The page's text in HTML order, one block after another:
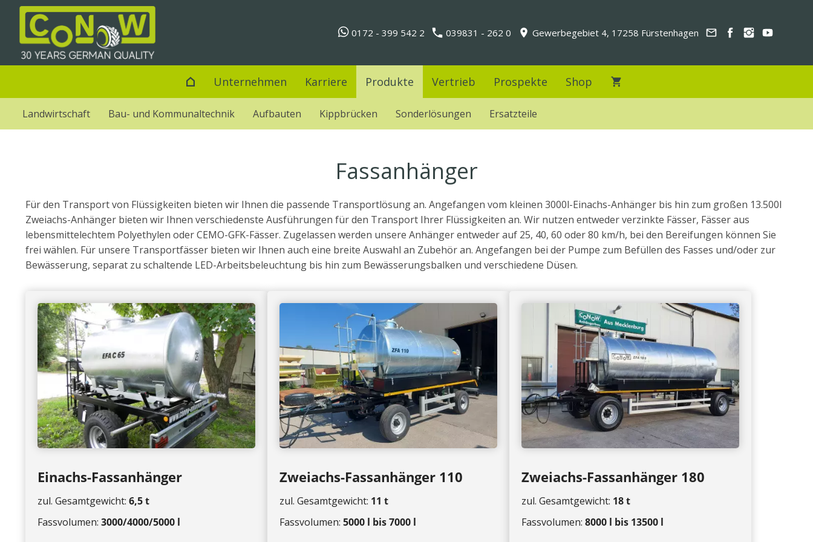
0172 - 399 542 2 039831 - 262 0 Gewerbegebiet 4, 17258 Fürstenhagen
Unternehmen Karriere Produkte Vertrieb Prospekte Shop
Landwirtschaft Bau- und Kommunaltechnik Aufbauten Kippbrücken Sonderlösungen Ersatzteile
Fassanhänger
Für den Transport von Flüssigkeiten bieten wir Ihnen die passende Transportlösung an. Angefangen vom kleinen 3000l-Einachs-Anhänger bis hin zum großen 13.500l
Zweiachs-Anhänger bieten wir Ihnen verschiedenste Ausführungen für den Transport Ihrer Flüssigkeiten an. Wir nutzen entweder verzinkte Fässer, Fässer aus
lebensmittelechtem Polyethylen oder CEMO-GFK-Fässer. Zugelassen werden unsere Anhänger entweder auf 25, 40, 60 oder 80 km/h, bei den Bereifungen können Sie
frei wählen. Für unsere Transportfässer bieten wir Ihnen auch eine breite Auswahl an Zubehör an. Angefangen bei der Pumpe zum Befüllen des Fasses und/oder zur
Bewässerung, separat zu schaltende LED-Arbeitsbeleuchtung bis hin zum Bewässerungsbalken und verschiedene Düsen.
Einachs-Fassanhänger
zul. Gesamtgewicht: 6,5 t
Fassvolumen: 3000/4000/5000 l
Zweiachs-Fassanhänger 110
zul. Gesamtgewicht: 11 t
Fassvolumen: 5000 l bis 7000 l
Zweiachs-Fassanhänger 180
zul. Gesamtgewicht: 18 t
Fassvolumen: 8000l bis 13500 l